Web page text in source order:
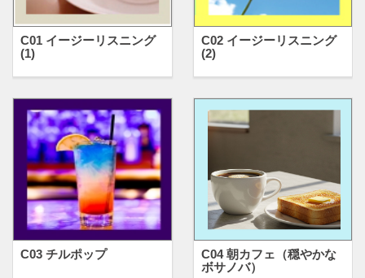
C01 イージーリスニング
(1)
C02 イージーリスニング
(2)
C03 チルポップ
C04 朝カフェ（穏やかな
ボサノバ）